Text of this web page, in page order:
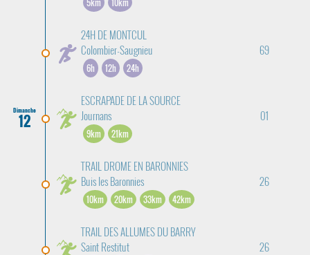
5km 10km
24H DE MONTCUL
Colombier-Saugnieu
69
6h 12h 24h
Dimanche
12
ESCRAPADE DE LA SOURCE
Journans
01
9km 21km
TRAIL DROME EN BARONNIES
Buis les Baronnies
26
10km 20km 33km 42km
TRAIL DES ALLUMES DU BARRY
Saint Restitut
26